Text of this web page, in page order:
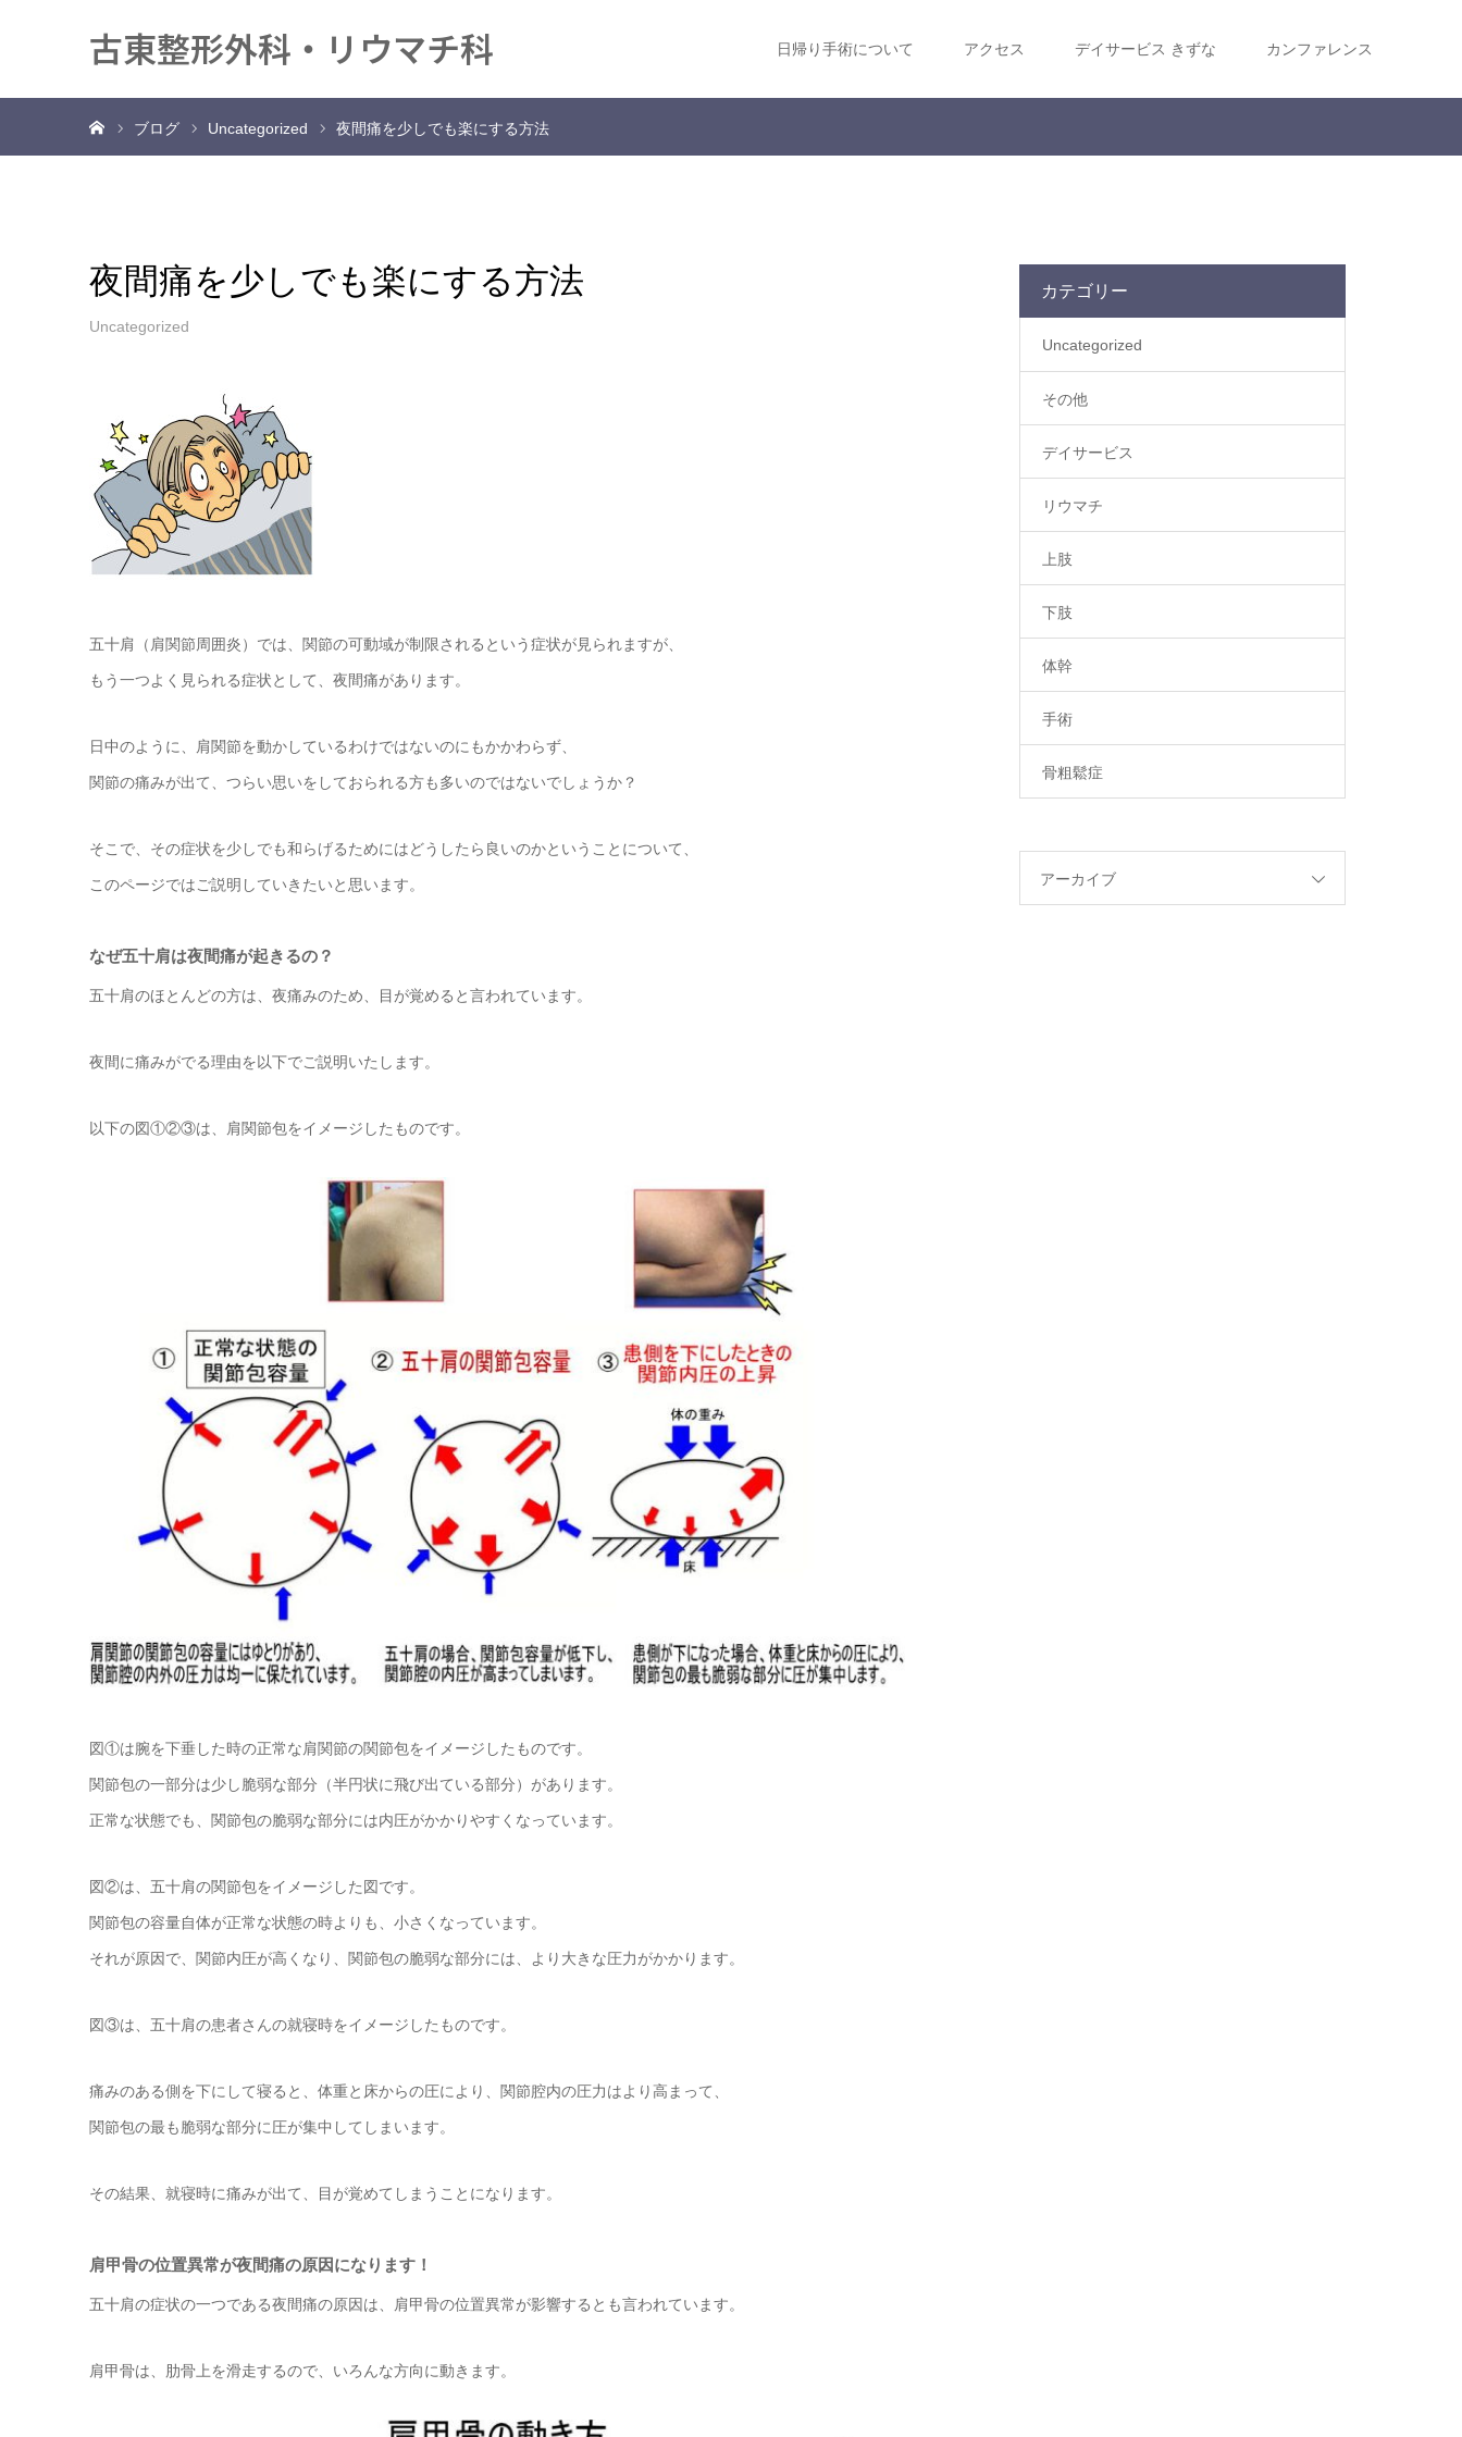
古東整形外科・リウマチ科 日帰り手術について アクセス デイサービス きずな カンファレンス
ブログ Uncategorized 夜間痛を少しでも楽にする方法
夜間痛を少しでも楽にする方法
Uncategorized
五十肩（肩関節周囲炎）では、関節の可動域が制限されるという症状が見られますが、
もう一つよく見られる症状として、夜間痛があります。
日中のように、肩関節を動かしているわけではないのにもかかわらず、
関節の痛みが出て、つらい思いをしておられる方も多いのではないでしょうか？
そこで、その症状を少しでも和らげるためにはどうしたら良いのかということについて、
このページではご説明していきたいと思います。
なぜ五十肩は夜間痛が起きるの？
五十肩のほとんどの方は、夜痛みのため、目が覚めると言われています。
夜間に痛みがでる理由を以下でご説明いたします。
以下の図①②③は、肩関節包をイメージしたものです。
図①は腕を下垂した時の正常な肩関節の関節包をイメージしたものです。
関節包の一部分は少し脆弱な部分（半円状に飛び出ている部分）があります。
正常な状態でも、関節包の脆弱な部分には内圧がかかりやすくなっています。
図②は、五十肩の関節包をイメージした図です。
関節包の容量自体が正常な状態の時よりも、小さくなっています。
それが原因で、関節内圧が高くなり、関節包の脆弱な部分には、より大きな圧力がかかります。
図③は、五十肩の患者さんの就寝時をイメージしたものです。
痛みのある側を下にして寝ると、体重と床からの圧により、関節腔内の圧力はより高まって、
関節包の最も脆弱な部分に圧が集中してしまいます。
その結果、就寝時に痛みが出て、目が覚めてしまうことになります。
肩甲骨の位置異常が夜間痛の原因になります！
五十肩の症状の一つである夜間痛の原因は、肩甲骨の位置異常が影響するとも言われています。
肩甲骨は、肋骨上を滑走するので、いろんな方向に動きます。
カテゴリー
Uncategorized
その他
デイサービス
リウマチ
上肢
下肢
体幹
手術
骨粗鬆症
アーカイブ